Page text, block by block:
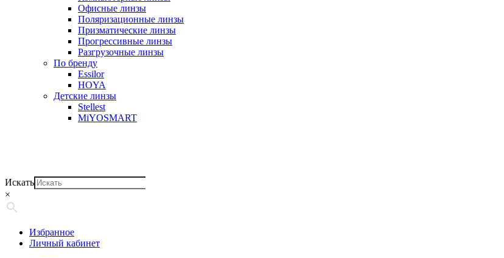
Офисные линзы
Поляризационные линзы
Призматические линзы
Прогрессивные линзы
Разгрузочные линзы
По бренду
Essilor
HOYA
Детские линзы
Stellest
MiYOSMART
Искать
×
Избранное
Личный кабинет